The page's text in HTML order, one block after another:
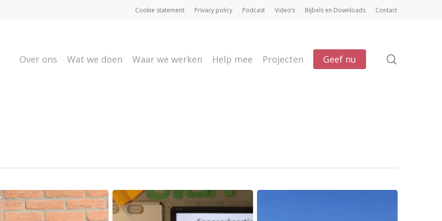
Cookie statement Privacy policy Podcast Video’s Bijbels en Downloads Contact
Over ons Wat we doen Waar we werken Help mee Projecten Geef nu
Kinderbijbelactie
voor